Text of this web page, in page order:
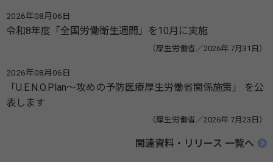
2026年08月06日
令和8年度「全国労働衛生週間」を10月に実施
（厚生労働省／2026年 7月31日）
2026年08月06日
「U.E.N.O.Plan～攻めの予防医療厚生労働省関係施策」 を公
表します
（厚生労働省／2026年 7月23日）
関連資料・リリース 一覧へ